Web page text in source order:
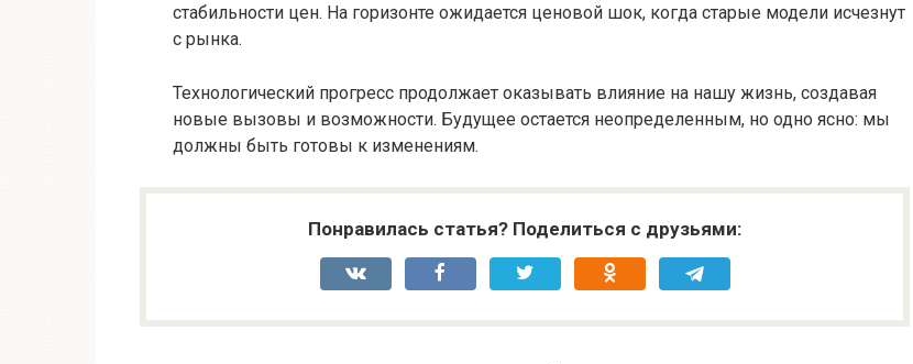
стабильности цен. На горизонте ожидается ценовой шок, когда старые модели исчезнут
с рынка.
Технологический прогресс продолжает оказывать влияние на нашу жизнь, создавая
новые вызовы и возможности. Будущее остается неопределенным, но одно ясно: мы
должны быть готовы к изменениям.
Понравилась статья? Поделиться с друзьями: